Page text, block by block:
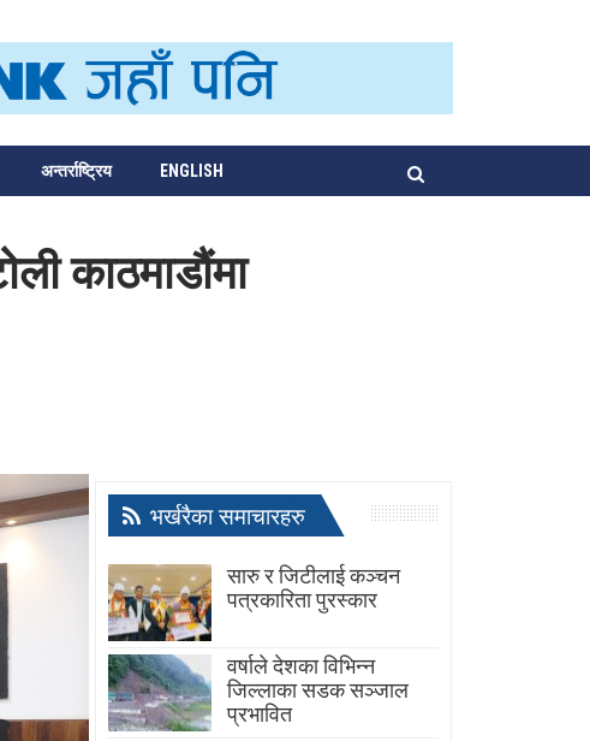
अन्तर्राष्ट्रिय ENGLISH
काठमाडौंमा
भर्खरैका समाचारहरु
सारु र जिटीलाई कञ्चन
पत्रकारिता पुरस्कार
वर्षाले देशका विभिन्न
जिल्लाका सडक सञ्जाल
प्रभावित